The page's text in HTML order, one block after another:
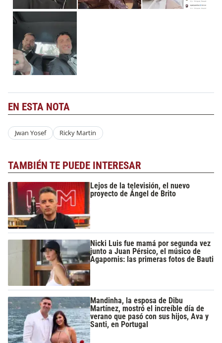
EN ESTA NOTA
Jwan Yosef Ricky Martin
TAMBIÉN TE PUEDE INTERESAR
Lejos de la televisión, el nuevo
proyecto de Ángel de Brito
Nicki Luis fue mamá por segunda vez
junto a Juan Pérsico, el músico de
Agapornis: las primeras fotos de Bauti
Mandinha, la esposa de Dibu
Martínez, mostró el increíble día de
verano que pasó con sus hijos, Ava y
Santi, en Portugal